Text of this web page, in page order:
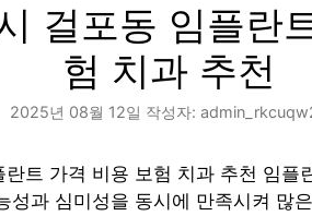
걸포동 임플란
험 치과 추천
2025년 08월 12일 작성자:
트 가격 비용 보험 치과 추천 임플
성과 심미성을 동시에 만족시켜 많